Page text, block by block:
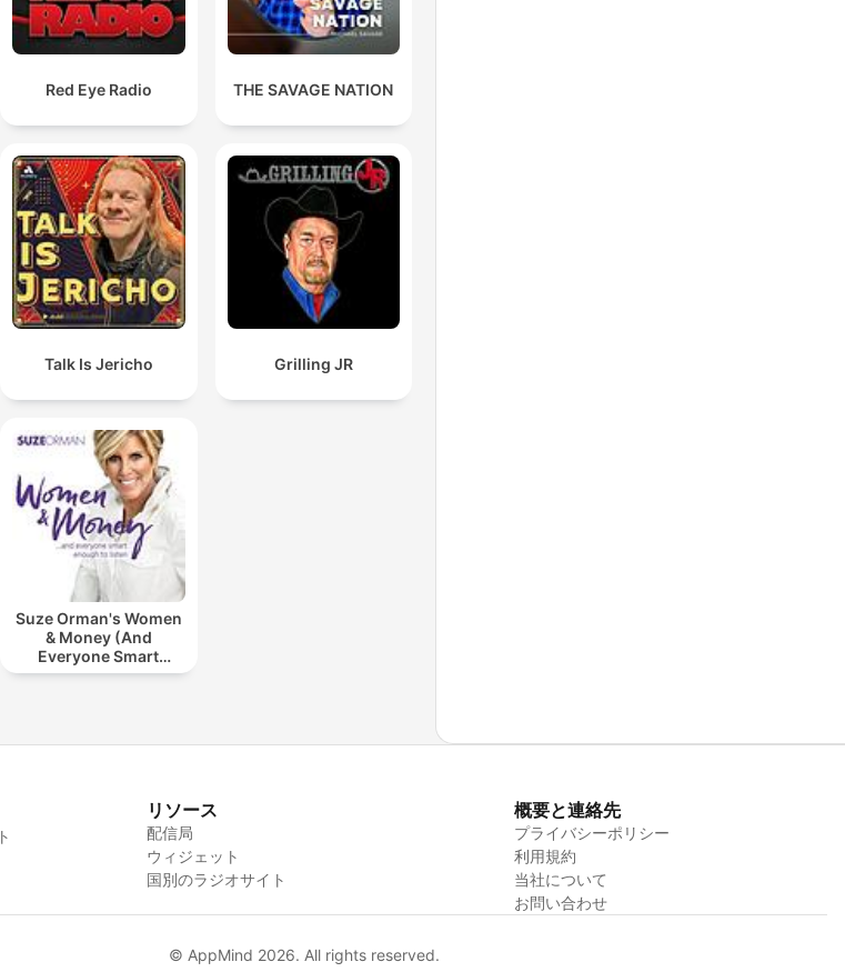
Red Eye Radio THE SAVAGE NATION
Talk Is Jericho Grilling JR
Suze Orman's Women
& Money (And
Everyone Smart
Enough To Listen)
リソース
配信局
ウィジェット
国別のラジオサイト
概要と連絡先
プライバシーポリシー
利用規約
当社について
お問い合わせ
© AppMind 2026. All rights reserved.